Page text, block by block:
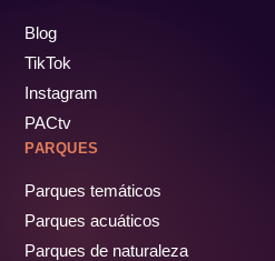
Blog
TikTok
Instagram
PACtv
PARQUES
Parques temáticos
Parques acuáticos
Parques de naturaleza